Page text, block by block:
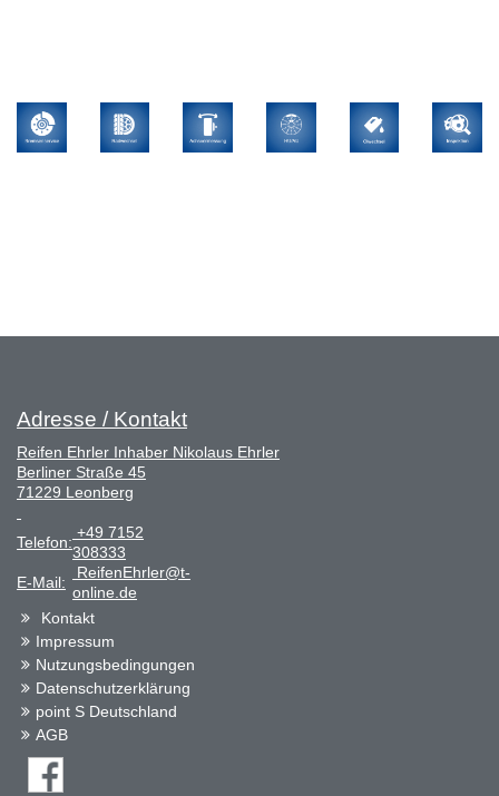
Adresse / Kontakt
Reifen Ehrler Inhaber Nikolaus Ehrler
Berliner Straße 45
71229 Leonberg
Telefon:
+49 7152
308333
E-Mail:
ReifenEhrler@t-
online.de
Kontakt
Impressum
Nutzungsbedingungen
Datenschutzerklärung
point S Deutschland
AGB